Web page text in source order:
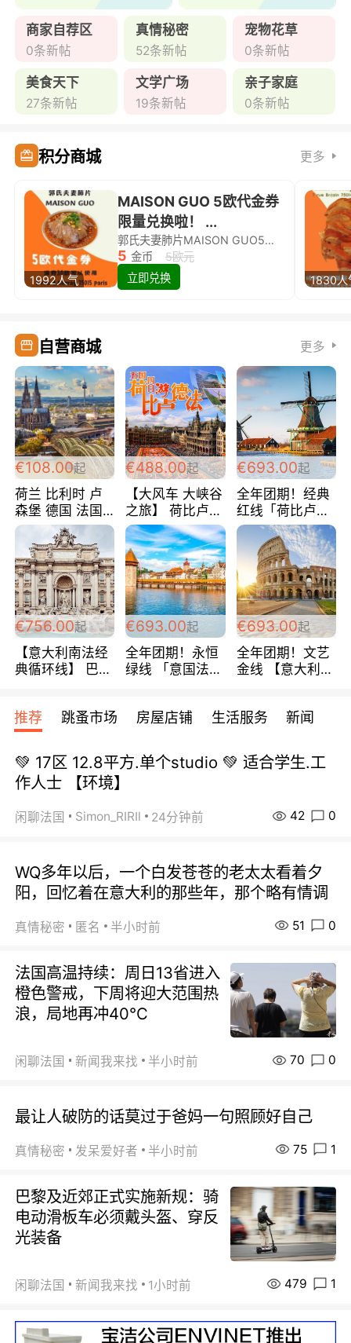
商家自荐区
0条新帖
真情秘密
52条新帖
宠物花草
0条新帖
美食天下
27条新帖
文学广场
19条新帖
亲子家庭
0条新帖
积分商城 更多
1992人气
MAISON GUO 5欧代金券
限量兑换啦！ ...
郭氏夫妻肺片MAISON GUO5欧代金券限量兑换啦！
5 金币
5欧元
立即兑换
1830人
自营商城 更多
€108.00起
荷兰 比利时 卢
森堡 德国 法国
超爽玩遍西欧 循
环线 全程四星宾
馆 108欧/人/天
€488.00起
【大风车 大峡谷
之旅】 荷比卢德
法 巴黎上下 经
典五国四日游
488欧/人
€693.00起
全年团期！经典
红线「荷比卢德
法」七天循环 五
国 仅售99欧/人/
天！巴黎上下！
包拼房~
€756.00起
【意大利南法经
典循环线】 巴黎
宾馆 108欧/天起
全程756欧/位
€693.00起
全年团期！永恒
绿线 「意国法
欧/天起 ~包拼房
€693.00起
全年团期！文艺
金线 【意大利一
每周铁发！
推荐 跳蚤市场 房屋店铺 生活服务 新闻
💚 17区 12.8平方.单个studio 💚 适合学生.工
作人士 【环境】
闲聊法国 Simon_RIRIl 24分钟前 42 0
WQ多年以后，一个白发苍苍的老太太看着夕
阳，回忆着在意大利的那些年，那个略有情调
真情秘密 匿名 半小时前 51 0
法国高温持续：周日13省进入
橙色警戒，下周将迎大范围热
浪，局地再冲40℃
闲聊法国 新闻我来找 半小时前 70 0
最让人破防的话莫过于爸妈一句照顾好自己
真情秘密 发呆爱好者 半小时前 75 1
巴黎及近郊正式实施新规：骑
电动滑板车必须戴头盔、穿反
光装备
闲聊法国 新闻我来找 1小时前 479 1